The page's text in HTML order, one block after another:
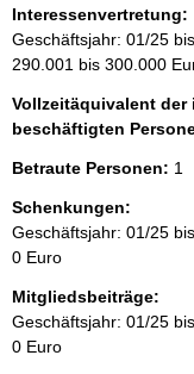
Interessenvertretung:
Geschäftsjahr: 01/25
290.001 bis 300.000
Vollzeitäquivalent der
beschäftigten
Betraute Personen: 1
Schenkungen:
Geschäftsjahr: 01/25
0 Euro
Mitgliedsbeiträge:
Geschäftsjahr: 01/25
0 Euro